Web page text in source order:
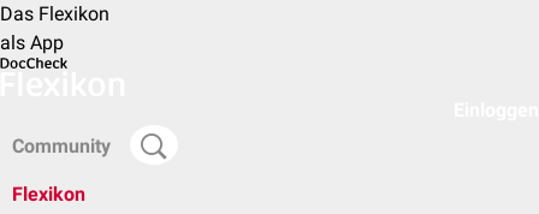
Das Flexikon
als App
Community
Flexikon